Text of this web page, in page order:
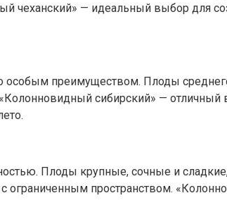
чеханский» — идеальный выбор для
особым преимуществом. Плоды
сибирский» —
Плоды крупные, сочные и
пространством.